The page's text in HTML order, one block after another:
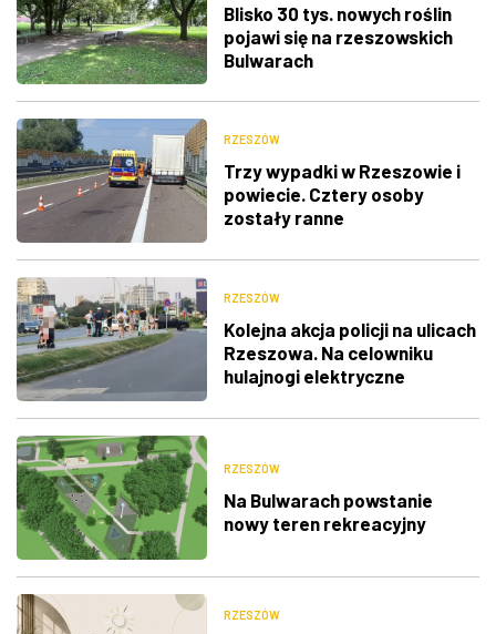
Blisko 30 tys. nowych roślin
pojawi się na rzeszowskich
Bulwarach
RZESZÓW
Trzy wypadki w Rzeszowie i
powiecie. Cztery osoby
zostały ranne
RZESZÓW
Kolejna akcja policji na ulicach
Rzeszowa. Na celowniku
hulajnogi elektryczne
RZESZÓW
Na Bulwarach powstanie
nowy teren rekreacyjny
RZESZÓW